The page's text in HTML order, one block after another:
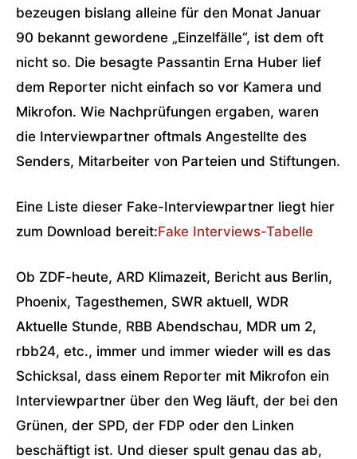
bezeugen bislang alleine für den Monat Januar
90 bekannt gewordene „Einzelfälle“, ist dem oft
nicht so. Die besagte Passantin Erna Huber lief
dem Reporter nicht einfach so vor Kamera und
Mikrofon. Wie Nachprüfungen ergaben, waren
die Interviewpartner oftmals Angestellte des
Senders, Mitarbeiter von Parteien und Stiftungen.
Eine Liste dieser Fake-Interviewpartner liegt hier
zum Download bereit:Fake Interviews-Tabelle
Ob ZDF-heute, ARD Klimazeit, Bericht aus Berlin,
Phoenix, Tagesthemen, SWR aktuell, WDR
Aktuelle Stunde, RBB Abendschau, MDR um 2,
rbb24, etc., immer und immer wieder will es das
Schicksal, dass einem Reporter mit Mikrofon ein
Interviewpartner über den Weg läuft, der bei den
Grünen, der SPD, der FDP oder den Linken
beschäftigt ist. Und dieser spult genau das ab,